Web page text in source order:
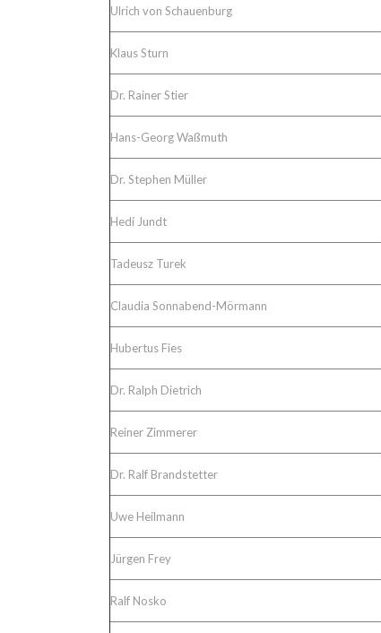
Ulrich von Schauenburg
Klaus Sturn
Dr. Rainer Stier
Hans-Georg Waßmuth
Dr. Stephen Müller
Hedi Jundt
Tadeusz Turek
Claudia Sonnabend-Mörmann
Hubertus Fies
Dr. Ralph Dietrich
Reiner Zimmerer
Dr. Ralf Brandstetter
Uwe Heilmann
Jürgen Frey
Ralf Nosko